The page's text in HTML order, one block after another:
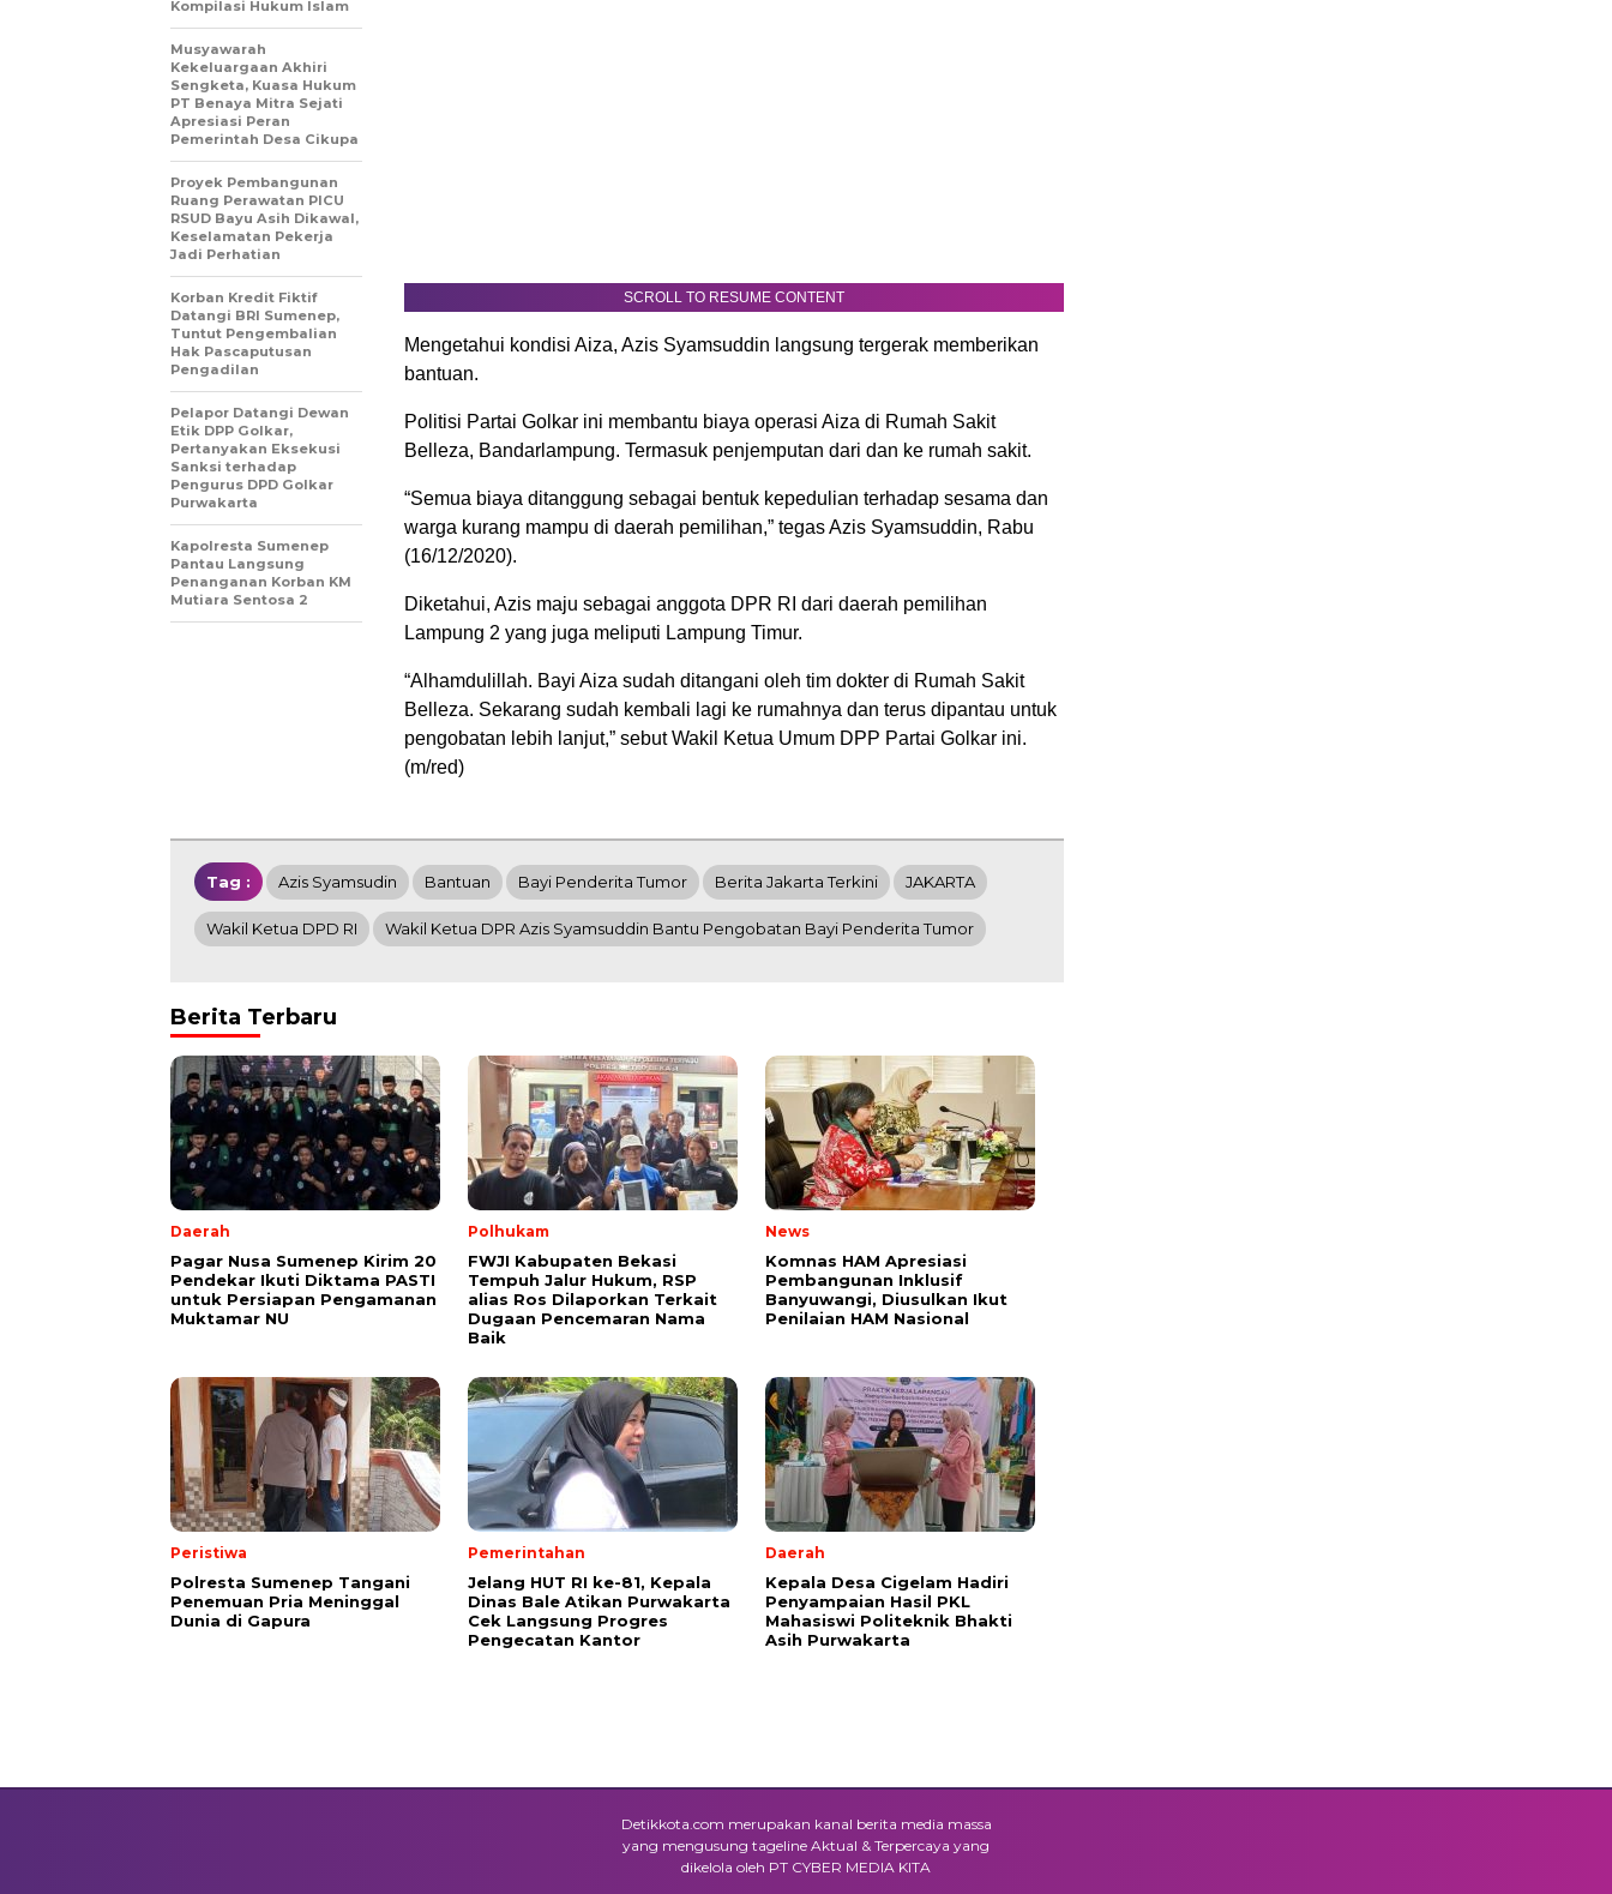
SCROLL TO RESUME CONTENT
Mengetahui kondisi Aiza, Azis Syamsuddin langsung tergerak memberikan
bantuan.
Politisi Partai Golkar ini membantu biaya operasi Aiza di Rumah Sakit
Belleza, Bandarlampung. Termasuk penjemputan dari dan ke rumah sakit.
“Semua biaya ditanggung sebagai bentuk kepedulian terhadap sesama dan
warga kurang mampu di daerah pemilihan,” tegas Azis Syamsuddin, Rabu
(16/12/2020).
Diketahui, Azis maju sebagai anggota DPR RI dari daerah pemilihan
Lampung 2 yang juga meliputi Lampung Timur.
“Alhamdulillah. Bayi Aiza sudah ditangani oleh tim dokter di Rumah Sakit
Belleza. Sekarang sudah kembali lagi ke rumahnya dan terus dipantau untuk
pengobatan lebih lanjut,” sebut Wakil Ketua Umum DPP Partai Golkar ini.
(m/red)
Kompilasi Hukum Islam
Musyawarah
Kekeluargaan Akhiri
Sengketa, Kuasa Hukum
PT Benaya Mitra Sejati
Apresiasi Peran
Pemerintah Desa Cikupa
Proyek Pembangunan
Ruang Perawatan PICU
RSUD Bayu Asih Dikawal,
Keselamatan Pekerja
Jadi Perhatian
Korban Kredit Fiktif
Datangi BRI Sumenep,
Tuntut Pengembalian
Hak Pascaputusan
Pengadilan
Pelapor Datangi Dewan
Etik DPP Golkar,
Pertanyakan Eksekusi
Sanksi terhadap
Pengurus DPD Golkar
Purwakarta
Kapolresta Sumenep
Pantau Langsung
Penanganan Korban KM
Mutiara Sentosa 2
Tag : Azis Syamsudin Bantuan Bayi Penderita Tumor Berita Jakarta Terkini JAKARTA
Wakil Ketua DPD RI Wakil Ketua DPR Azis Syamsuddin Bantu Pengobatan Bayi Penderita Tumor
Berita Terbaru
Daerah
Pagar Nusa Sumenep Kirim 20
Pendekar Ikuti Diktama PASTI
untuk Persiapan Pengamanan
Muktamar NU
Polhukam
FWJI Kabupaten Bekasi
Tempuh Jalur Hukum, RSP
alias Ros Dilaporkan Terkait
Dugaan Pencemaran Nama
Baik
News
Komnas HAM Apresiasi
Pembangunan Inklusif
Banyuwangi, Diusulkan Ikut
Penilaian HAM Nasional
Peristiwa
Polresta Sumenep Tangani
Penemuan Pria Meninggal
Dunia di Gapura
Pemerintahan
Jelang HUT RI ke-81, Kepala
Dinas Bale Atikan Purwakarta
Cek Langsung Progres
Pengecatan Kantor
Daerah
Kepala Desa Cigelam Hadiri
Penyampaian Hasil PKL
Mahasiswi Politeknik Bhakti
Asih Purwakarta
Detikkota.com merupakan kanal berita media massa
yang mengusung tageline Aktual & Terpercaya yang
dikelola oleh PT CYBER MEDIA KITA